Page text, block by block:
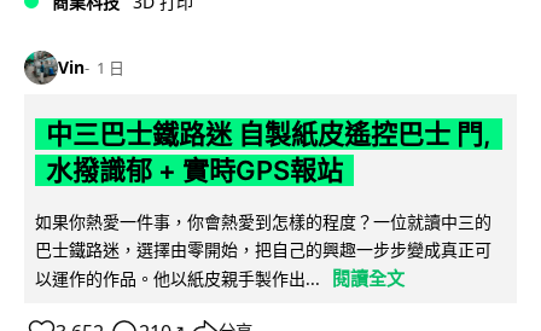
Vin 1 日
中三巴士鐵路迷 自製紙皮遙控巴士 門,
水撥識郁 + 實時GPS報站
如果你熱愛一件事，你會熱愛到怎樣的程度？一位就讀中三的
巴士鐵路迷，選擇由零開始，把自己的興趣一步步變成真正可
以運作的作品。他以紙皮親手製作出...
閱讀全文